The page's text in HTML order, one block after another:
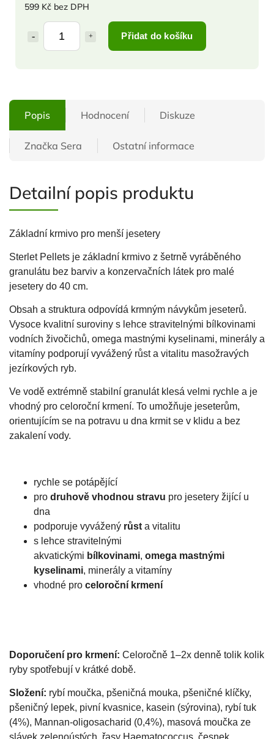
599 Kč bez DPH
Přidat do košíku
Popis Hodnocení Diskuze
Značka Sera Ostatní informace
Detailní popis produktu
Základní krmivo pro menší jesetery
Sterlet Pellets je základní krmivo z šetrně vyráběného
granulátu bez barviv a konzervačních látek pro malé
jesetery do 40 cm.
Obsah a struktura odpovídá krmným návykům jeseterů.
Vysoce kvalitní suroviny s lehce stravitelnými bílkovinami
vodních živočichů, omega mastnými kyselinami, minerály a
vitamíny podporují vyvážený růst a vitalitu masožravých
jezírkových ryb.
Ve vodě extrémně stabilní granulát klesá velmi rychle a je
vhodný pro celoroční krmení. To umožňuje jeseterům,
orientujícím se na potravu u dna krmit se v klidu a bez
zakalení vody.
rychle se potápějící
pro druhově vhodnou stravu pro jesetery žijící u
dna
podporuje vyvážený růst a vitalitu
s lehce stravitelnými
akvatickými bílkovinami, omega mastnými
kyselinami, minerály a vitamíny
vhodné pro celoroční krmení
Doporučení pro krmení: Celoročně 1–2x denně tolik kolik
ryby spotřebují v krátké době.
Složení: rybí moučka, pšeničná mouka, pšeničné klíčky,
pšeničný lepek, pivní kvasnice, kasein (sýrovina), rybí tuk
(4%), Mannan-oligosacharid (0,4%), masová moučka ze
slávek zelenoústých, řasy Haematococcus, česnek.